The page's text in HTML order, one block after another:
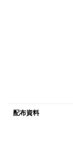
配布資料